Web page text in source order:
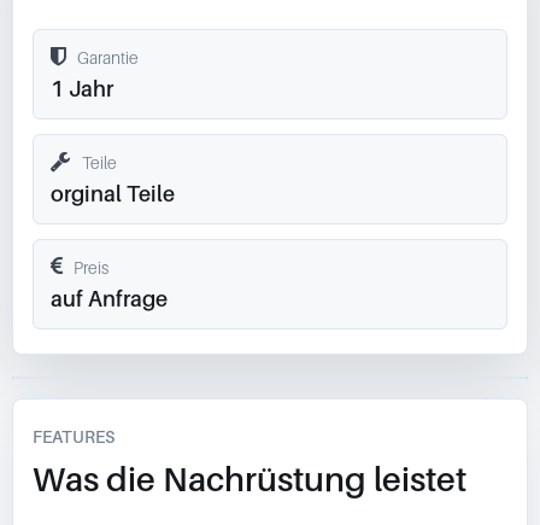
Garantie
1 Jahr
Teile
orginal Teile
Preis
auf Anfrage
FEATURES
Was die Nachrüstung leistet